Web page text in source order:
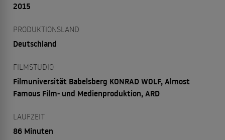
2015
PRODUKTIONSLAND
Deutschland
FILMSTUDIO
Filmuniversität Babelsberg KONRAD WOLF, Almost
Famous Film- und Medienproduktion, ARD
LAUFZEIT
86 Minuten